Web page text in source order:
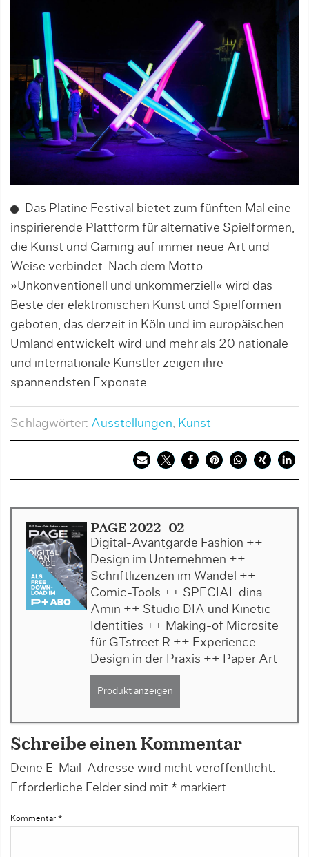
Das Platine Festival bietet zum fünften Mal eine
inspirierende Plattform für alternative Spielformen,
die Kunst und Gaming auf immer neue Art und
Weise verbindet. Nach dem Motto
»Unkonventionell und unkommerziell« wird das
Beste der elektronischen Kunst und Spielformen
geboten, das derzeit in Köln und im europäischen
Umland entwickelt wird und mehr als 20 nationale
und internationale Künstler zeigen ihre
spannendsten Exponate.
Schlagwörter: Ausstellungen, Kunst
PAGE 2022-02
Digital-Avantgarde Fashion ++
Design im Unternehmen ++
Schriftlizenzen im Wandel ++
Comic-Tools ++ SPECIAL dina
Amin ++ Studio DIA und Kinetic
Identities ++ Making-of Microsite
für GTstreet R ++ Experience
Design in der Praxis ++ Paper Art
Produkt anzeigen
Schreibe einen Kommentar
Deine E-Mail-Adresse wird nicht veröffentlicht.
Erforderliche Felder sind mit * markiert.
Kommentar *